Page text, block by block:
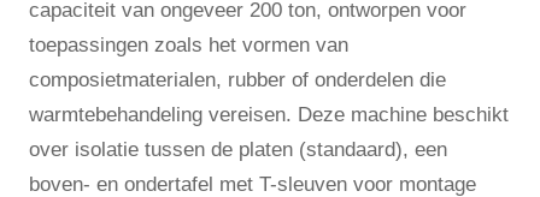
capaciteit van ongeveer 200 ton, ontworpen voor
toepassingen zoals het vormen van
composietmaterialen, rubber of onderdelen die
warmtebehandeling vereisen. Deze machine beschikt
over isolatie tussen de platen (standaard), een
boven- en ondertafel met T-sleuven voor montage